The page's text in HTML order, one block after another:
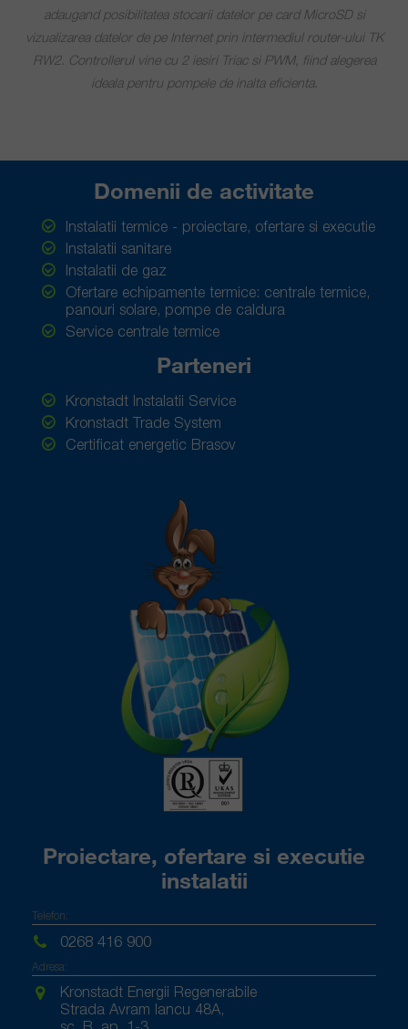
adaugand posibilitatea stocarii datelor pe card MicroSD si
vizualizarea datelor de pe Internet prin intermediul router-ului TK
RW2. Controllerul vine cu 2 iesiri Triac si PWM, fiind alegerea
ideala pentru pompele de inalta eficienta.
Domenii de activitate
Instalatii termice - proiectare, ofertare si executie
Instalatii sanitare
Instalatii de gaz
Ofertare echipamente termice: centrale termice,
panouri solare, pompe de caldura
Service centrale termice
Parteneri
Kronstadt Instalatii Service
Kronstadt Trade System
Certificat energetic Brasov
Proiectare, ofertare si executie
instalatii
Telefon:
0268 416 900
Adresa:
Kronstadt Energii Regenerabile
Strada Avram Iancu 48A,